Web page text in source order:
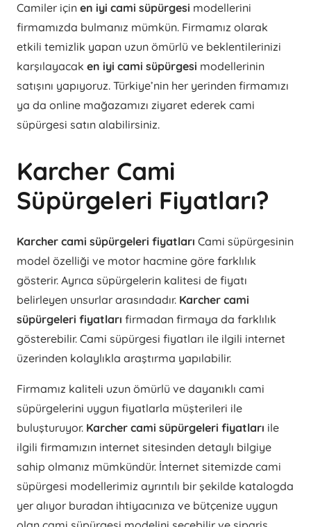
Camiler için en iyi cami süpürgesi modellerini
firmamızda bulmanız mümkün. Firmamız olarak
etkili temizlik yapan uzun ömürlü ve beklentilerinizi
karşılayacak en iyi cami süpürgesi modellerinin
satışını yapıyoruz. Türkiye’nin her yerinden firmamızı
ya da online mağazamızı ziyaret ederek cami
süpürgesi satın alabilirsiniz.
Karcher Cami
Süpürgeleri Fiyatları?
Karcher cami süpürgeleri fiyatları Cami süpürgesinin
model özelliği ve motor hacmine göre farklılık
gösterir. Ayrıca süpürgelerin kalitesi de fiyatı
belirleyen unsurlar arasındadır. Karcher cami
süpürgeleri fiyatları firmadan firmaya da farklılık
gösterebilir. Cami süpürgesi fiyatları ile ilgili internet
üzerinden kolaylıkla araştırma yapılabilir.
Firmamız kaliteli uzun ömürlü ve dayanıklı cami
süpürgelerini uygun fiyatlarla müşterileri ile
buluşturuyor. Karcher cami süpürgeleri fiyatları ile
ilgili firmamızın internet sitesinden detaylı bilgiye
sahip olmanız mümkündür. İnternet sitemizde cami
süpürgesi modellerimiz ayrıntılı bir şekilde katalogda
yer alıyor buradan ihtiyacınıza ve bütçenize uygun